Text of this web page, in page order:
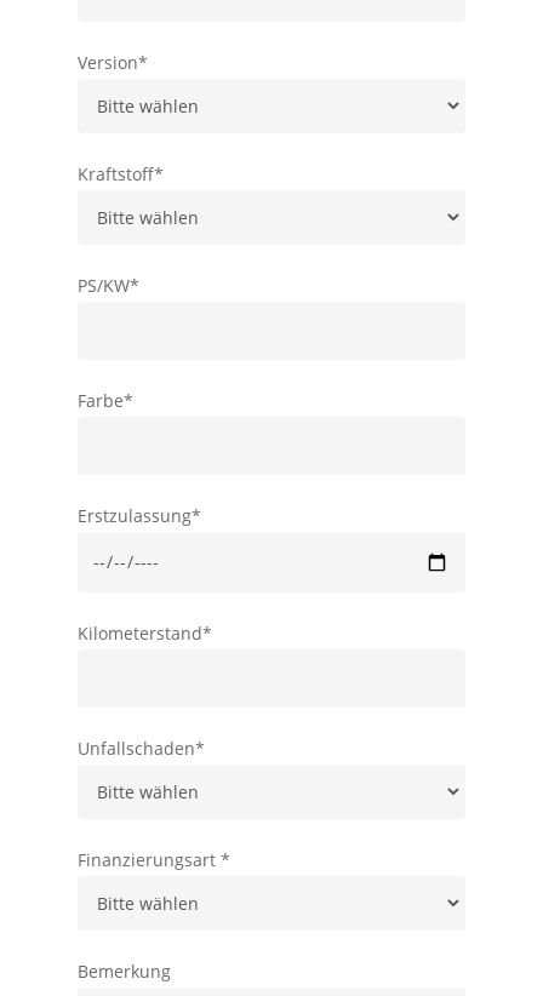
Version*
Kraftstoff*
PS/KW*
Farbe*
Erstzulassung*
Kilometerstand*
Unfallschaden*
Finanzierungsart *
Bemerkung